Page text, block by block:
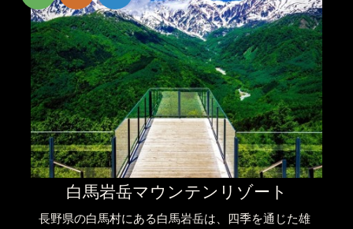
白馬岩岳マウンテンリゾート
長野県の白馬村にある白馬岩岳は、四季を通じた雄